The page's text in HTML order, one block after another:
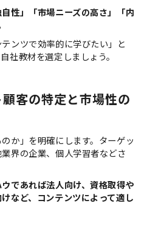
性」「市場ニーズの高さ」「内
ンツで効率的に学びたい」と
社教材を選定しましょう。
客の特定と市場性の
か」を明確にします。ターゲッ
界の企業、個人学習者などさ
であれば法人向け、資格取得や
など、コンテンツによって適し